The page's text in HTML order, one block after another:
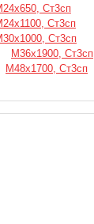
Ст3сп
Ст3сп
Ст3сп
М36х1900, Ст3сп
М48х1700, Ст3сп